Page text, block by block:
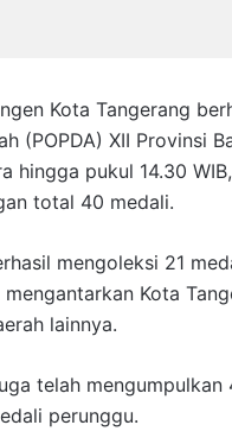
Kota Tangerang
(POPDA) XII Provinsi
hingga pukul 14.30
total 40 medali.
mengoleksi 21
Kota
lainnya.
telah
perunggu.